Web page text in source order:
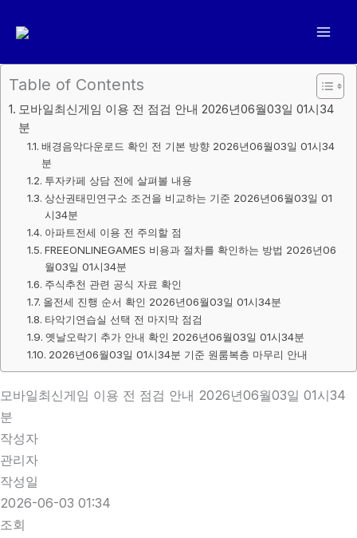
너
Table of Contents
모바일최신게임 이용 전 점검 안내 2026년06월03일 01시34
분
배경음악다운로드 확인 전 기본 방향 2026년06월03일 01시34
분
투자카페 상담 전에 살펴볼 내용
상산권태민연구소 조건을 비교하는 기준 2026년06월03일 01
시34분
아파트전세 이용 전 주의할 점
FREEONLINEGAMES 비용과 절차를 확인하는 방법 2026년06
월03일 01시34분
주식추천 관련 공식 자료 확인
올전세 진행 순서 확인 2026년06월03일 01시34분
타악기연습실 선택 전 마지막 점검
옛날오락기 추가 안내 확인 2026년06월03일 01시34분
2026년06월03일 01시34분 기준 원룸복층 마무리 안내
모바일최신게임 이용 전 점검 안내 2026년06월03일 01시34
분
작성자
관리자
작성일
2026-06-03 01:34
조회